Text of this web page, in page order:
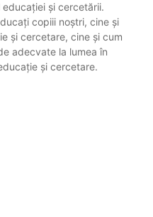
și cercetării.
copiii noștri, cine și
și cercetare, cine și cum
adecvate la lumea în
și cercetare.